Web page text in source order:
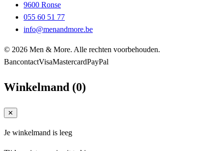
9600 Ronse
055 60 51 77
info@menandmore.be
© 2026 Men & More. Alle rechten voorbehouden.
BancontactVisaMastercardPayPal
Winkelmand (0)
✕
Je winkelmand is leeg